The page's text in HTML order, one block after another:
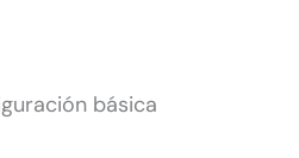
básica